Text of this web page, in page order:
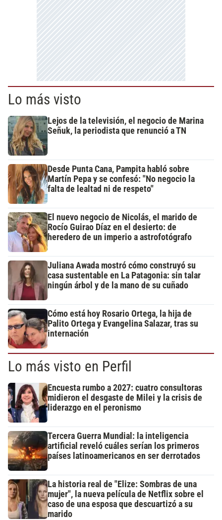
Lo más visto
Lejos de la televisión, el negocio de Marina
Señuk, la periodista que renunció a TN
Desde Punta Cana, Pampita habló sobre
Martín Pepa y se confesó: "No negocio la
falta de lealtad ni de respeto"
El nuevo negocio de Nicolás, el marido de
Rocío Guirao Díaz en el desierto: de
heredero de un imperio a astrofotógrafo
Juliana Awada mostró cómo construyó su
casa sustentable en La Patagonia: sin talar
ningún árbol y de la mano de su cuñado
Cómo está hoy Rosario Ortega, la hija de
Palito Ortega y Evangelina Salazar, tras su
internación
Lo más visto en Perfil
Encuesta rumbo a 2027: cuatro consultoras
midieron el desgaste de Milei y la crisis de
liderazgo en el peronismo
Tercera Guerra Mundial: la inteligencia
artificial reveló cuáles serían los primeros
países latinoamericanos en ser derrotados
La historia real de "Elize: Sombras de una
mujer", la nueva película de Netflix sobre el
caso de una esposa que descuartizó a su
marido